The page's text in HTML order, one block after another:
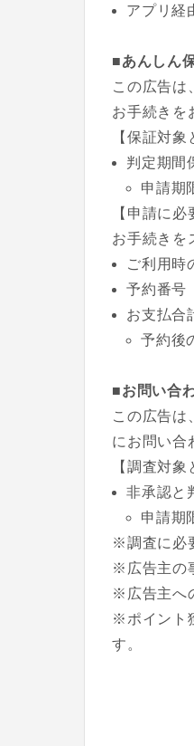
アプリ経
■あんしん
この広告は
お手続きを
【保証対
判定期間
申請期
【申請に
お手続きを
ご利用時
予約番号
お支払合
予約後
■お問い合
この広告は
にお問い合
【調査対
非承認と
申請期
※調査に必
※広告主の
※広告主へ
※ポイント
す。